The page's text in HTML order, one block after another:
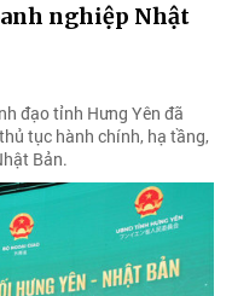
nghiệp Nhật
đạo tỉnh Hưng Yên đã
tục hành chính, hạ tầng,
Bản.